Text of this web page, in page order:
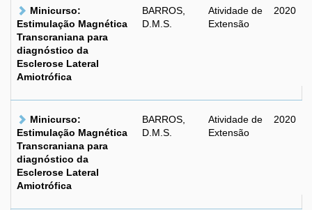
Minicurso:
Estimulação Magnética
Transcraniana para
diagnóstico da
Esclerose Lateral
Amiotrófica
BARROS,
D.M.S.
Atividade de
Extensão
2020
Minicurso:
Estimulação Magnética
Transcraniana para
diagnóstico da
Esclerose Lateral
Amiotrófica
BARROS,
D.M.S.
Atividade de
Extensão
2020